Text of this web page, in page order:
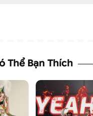
Thể Bạn Thích